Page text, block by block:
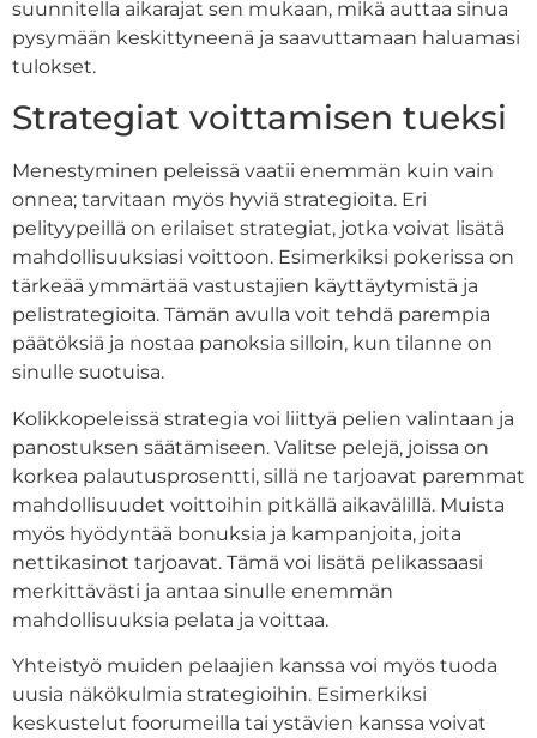
suunnitella aikarajat sen mukaan, mikä auttaa sinua
pysymään keskittyneenä ja saavuttamaan haluamasi
tulokset.
Strategiat voittamisen tueksi
Menestyminen peleissä vaatii enemmän kuin vain
onnea; tarvitaan myös hyviä strategioita. Eri
pelityypeillä on erilaiset strategiat, jotka voivat lisätä
mahdollisuuksiasi voittoon. Esimerkiksi pokerissa on
tärkeää ymmärtää vastustajien käyttäytymistä ja
pelistrategioita. Tämän avulla voit tehdä parempia
päätöksiä ja nostaa panoksia silloin, kun tilanne on
sinulle suotuisa.
Kolikkopeleissä strategia voi liittyä pelien valintaan ja
panostuksen säätämiseen. Valitse pelejä, joissa on
korkea palautusprosentti, sillä ne tarjoavat paremmat
mahdollisuudet voittoihin pitkällä aikavälillä. Muista
myös hyödyntää bonuksia ja kampanjoita, joita
nettikasinot tarjoavat. Tämä voi lisätä pelikassaasi
merkittävästi ja antaa sinulle enemmän
mahdollisuuksia pelata ja voittaa.
Yhteistyö muiden pelaajien kanssa voi myös tuoda
uusia näkökulmia strategioihin. Esimerkiksi
keskustelut foorumeilla tai ystävien kanssa voivat